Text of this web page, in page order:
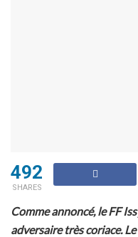
492
SHARES
Comme annoncé, le FF
adversaire très coriace.